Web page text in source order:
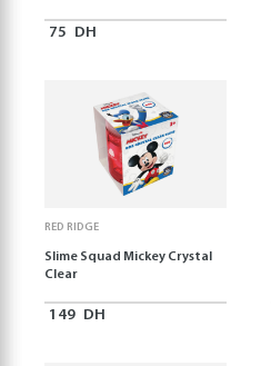
75 DH
RED RIDGE
Slime Squad Mickey Crystal
Clear
149 DH